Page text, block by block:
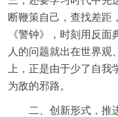
断鞭策自己，查找差距
《警钟》，时刻用反
人的问题就出在世界观
上，正是由于少了自
为敌的邪路。
二、创新形式，推